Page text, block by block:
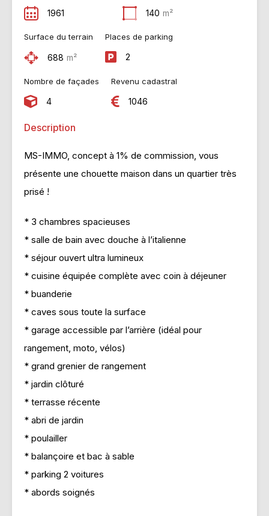
1961 140 m²
Surface du terrain
688 m²
Places de parking
2
Nombre de façades
4
Revenu cadastral
1046
Description
MS-IMMO, concept à 1% de commission, vous
présente une chouette maison dans un quartier très
prisé !
* 3 chambres spacieuses
* salle de bain avec douche à l’italienne
* séjour ouvert ultra lumineux
* cuisine équipée complète avec coin à déjeuner
* buanderie
* caves sous toute la surface
* garage accessible par l’arrière (idéal pour
rangement, moto, vélos)
* grand grenier de rangement
* jardin clôturé
* terrasse récente
* abri de jardin
* poulailler
* balançoire et bac à sable
* parking 2 voitures
* abords soignés